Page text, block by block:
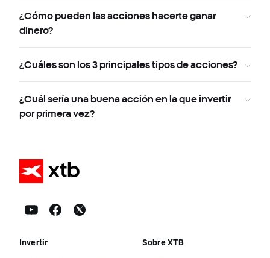
¿Cómo pueden las acciones hacerte ganar
dinero?
¿Cuáles son los 3 principales tipos de acciones?
¿Cuál sería una buena acción en la que invertir
por primera vez?
Invertir Sobre XTB